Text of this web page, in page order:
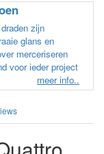
zijn
glans en
merceriseren
voor ieder project
meer info..